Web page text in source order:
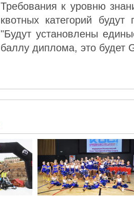
Требования к уровню
квотных категорий
"Будут установлены
баллу диплома, это будет